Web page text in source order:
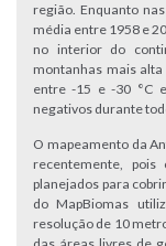
região. Enquanto
média entre 1958 e
no interior do
montanhas mais
entre -15 e -30 °C
negativos durante
O mapeamento da
recentemente, pois
planejados para
do MapBiomas
resolução de 10